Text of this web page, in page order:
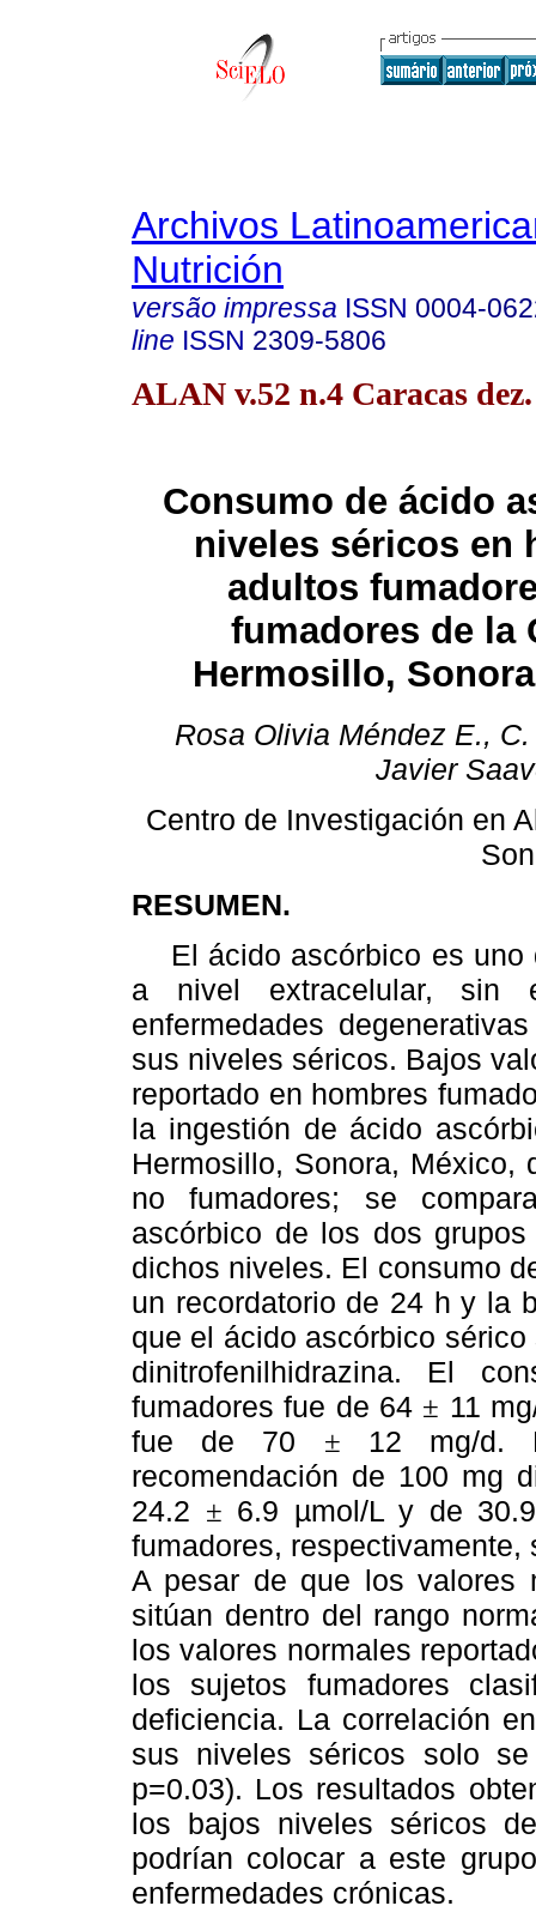
Archivos
Nutrición
versão impressa ISSN 0004-
line ISSN 2309-5806
ALAN v.52 n.4 Caracas
Consumo de ácido
niveles séricos en
adultos
fumadores de la
Hermosillo,
Rosa Olivia Méndez E.,
Javier
Centro de Investigación en
RESUMEN.
El ácido ascórbico es uno
a nivel extracelular, sin
enfermedades
sus niveles séricos. Bajos
reportado en hombres
la ingestión de ácido
Hermosillo, Sonora, México,
no fumadores; se
ascórbico de los dos
dichos niveles. El consumo
un recordatorio de 24 h y la
que el ácido ascórbico
dinitrofenilhidrazina. El
fumadores fue de 64 ± 11
fue de 70 ± 12 mg/d.
recomendación de 100 mg
24.2 ± 6.9 µmol/L y de
fumadores,
A pesar de que los valores
sitúan dentro del rango
los valores normales
los sujetos fumadores
deficiencia. La correlación
sus niveles séricos solo
p=0.03). Los resultados
los bajos niveles séricos
podrían colocar a este
enfermedades crónicas.